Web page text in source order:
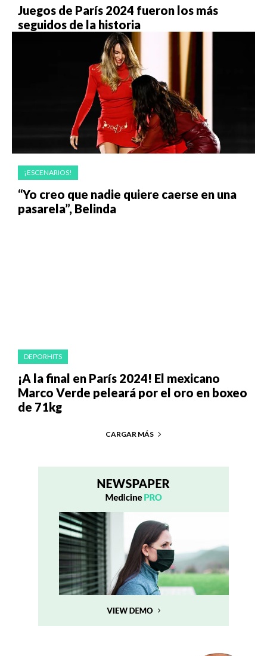
Juegos de París 2024 fueron los más
seguidos de la historia
¡ESCENARIOS!
“Yo creo que nadie quiere caerse en una
pasarela”, Belinda
DEPORHITS
¡A la final en París 2024! El mexicano
Marco Verde peleará por el oro en boxeo
de 71kg
CARGAR MÁS